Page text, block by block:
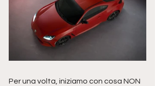
Per una volta, iniziamo con cosa NON